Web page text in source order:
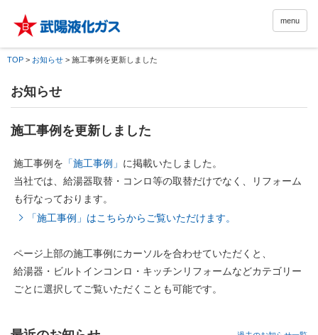
menu
TOP > お知らせ > 施工事例を更新しました
お知らせ
施工事例を更新しました
施工事例を 「施工事例」 に掲載いたしました。
当社では、給湯器取替・コンロ等の取替だけでなく、リフォーム
も行なっております。
「施工事例」はこちらからご覧いただけます。
ページ上部の施工事例にカーソルを合わせていただくと、
給湯器・ビルトインコンロ・キッチンリフォームなどカテゴリー
ごとに選択してご覧いただくことも可能です。